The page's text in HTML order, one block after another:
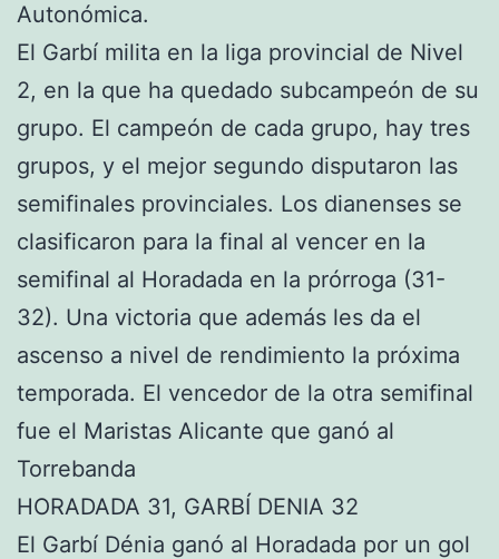
Autonómica.
El Garbí milita en la liga provincial de Nivel
2, en la que ha quedado subcampeón de su
grupo. El campeón de cada grupo, hay tres
grupos, y el mejor segundo disputaron las
semifinales provinciales. Los dianenses se
clasificaron para la final al vencer en la
semifinal al Horadada en la prórroga (31-
32). Una victoria que además les da el
ascenso a nivel de rendimiento la próxima
temporada. El vencedor de la otra semifinal
fue el Maristas Alicante que ganó al
Torrebanda
HORADADA 31, GARBÍ DENIA 32
El Garbí Dénia ganó al Horadada por un gol